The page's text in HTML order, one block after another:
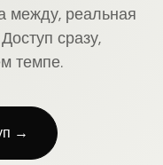
между, реальная
сразу,
темпе.
→